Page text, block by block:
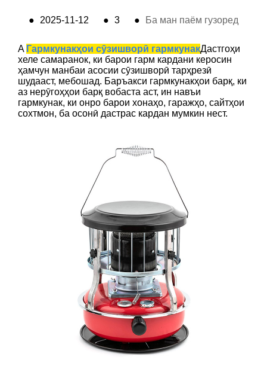
● 2025-11-12 ● 3 ● Ба ман паём гузоред
A Гармкунакҳои сӯзишворӣ гармкунакДастгоҳи
хеле самаранок, ки барои гарм кардани керосин
ҳамчун манбаи асосии сӯзишворӣ тарҳрезӣ
шудааст, мебошад. Баръакси гармкунакҳои барқ, ки
аз нерӯгоҳҳои барқ ​​вобаста аст, ин навъи
гармкунак, ки онро барои хонаҳо, гаражҳо, сайтҳои
сохтмон, ба осонӣ дастрас кардан мумкин нест.